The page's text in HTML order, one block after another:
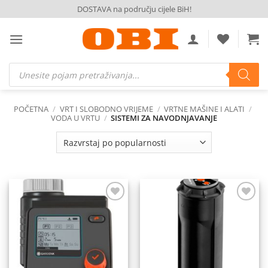
to
content
DOSTAVA na području cijele BiH!
Products
search
POČETNA / VRT I SLOBODNO VRIJEME / VRTNE MAŠINE I ALATI /
VODA U VRTU / SISTEMI ZA NAVODNJAVANJE
Dodaj
na
listu